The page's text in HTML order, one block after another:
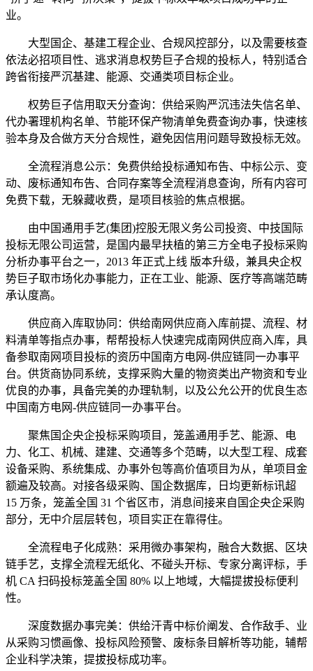
业。
大型国企、基建工程企业、合规风控部分，以及需要核查
依法必招项目性、逃求消息权势巨子合规的投标人，特别适合
跨省衔接严沉基建、能源、交通类项目标企业。
权势巨子信用取天分查询：供给采购严沉违法失信名单、
代办署理机构名单、节能环保产物清单免费查询办事，快速核
验本身及合做方天分合规性，避免因信用问题导致投标无效。
全流程消息公示：免费供给投标通知布告、中标公示、变
动、废标通知布告、合同存案等全流程消息查询，所有内容可
免费下载，无躲藏收费，是项目核验的焦点根据。
由中国通用手艺(集团)控股无限义务公司投资、中技国际
投标无限公司运营，是国内最早扶植的第三方全电子投标采购
分析办事平台之一，2013 年正式上线 版本升级，兼具央企权
势巨子取市场化办事能力，正在工业、能源、医疗等高端范畴
承认度高。
供应商入库取协同：供给南网供应商入库前提、流程、材
料清单等指点办事，帮帮投标人快速完成南网供应商入库，具
备参取南网项目投标的资历中国南方电网-供应链同一办事平
台。供货商协同系统，支撑采购大量的物资类出产物资和专业
优良的办事，具备完美的办理轨制，以及公允公开的优良生态
中国南方电网-供应链同一办事平台。
聚焦国企央企投标采购项目，笼盖通用手艺、能源、电
力、化工、机械、建建、交通等多个范畴，以大型工程、成套
设备采购、系统集成、办事外包等高价值项目为从，单项目金
额遍及较高。对接各级采购、国企数据库，日均更新标讯超
15 万条，笼盖全国 31 个省区市，消息间接来自国企央企采购
部分，无中介层层转包，项目实正在靠得住。
全流程电子化成熟：采用微办事架构，融合大数据、区块
链手艺，支撑全流程无纸化、不碰头开标、专家分离评标，手
机 CA 扫码投标笼盖全国 80% 以上地域，大幅提拔投标便利
性。
深度数据办事完美：供给汗青中标价阐发、合作敌手、业
从采购习惯画像、投标风险预警、废标条目解析等功能，辅帮
企业科学决策，提拔投标成功率。